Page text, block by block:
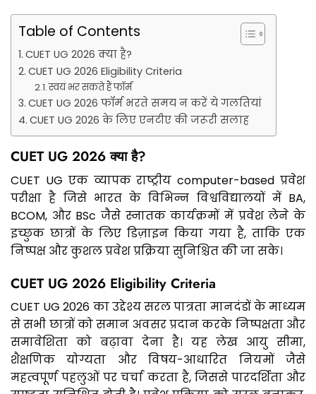
Table of Contents
CUET UG 2026 क्या है?
CUET UG 2026 Eligibility Criteria
स्वयं भर सकते हैं फॉर्म
CUET UG 2026 फॉर्म भरते समय न करें ये गलतियां
CUET UG 2026 के लिए एनटीए की जरूरी सलाह
CUET UG 2026 क्या है?
CUET UG एक व्यापक राष्ट्रीय computer-based प्रवेश
परीक्षा है जिसे भारत के विभिन्न विश्वविद्यालयों में BA,
BCOM, और BSc जैसे स्नातक कार्यक्रमों में प्रवेश लेने के
इच्छुक छात्रों के लिए डिज़ाइन किया गया है, ताकि एक
निष्पक्ष और कुशल प्रवेश प्रक्रिया सुनिश्चित की जा सके।
CUET UG 2026 Eligibility Criteria
CUET UG 2026 का उद्देश्य सरल पात्रता मानदंडों के माध्यम
से सभी छात्रों को समान अवसर प्रदान करके निष्पक्षता और
समावेशिता को बढ़ावा देना है। यह लेख आयु सीमा,
शैक्षणिक योग्यता और विषय-आधारित नियमों जैसे
महत्वपूर्ण पहलुओं पर चर्चा करता है, जिससे पारदर्शिता और